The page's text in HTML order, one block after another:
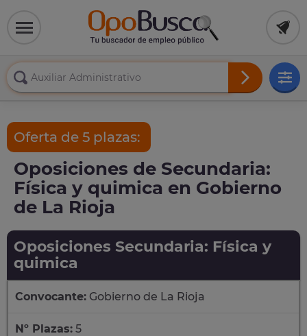
Oferta de 5 plazas:
Oposiciones de Secundaria:
Física y quimica en Gobierno
de La Rioja
Oposiciones Secundaria: Física y
quimica
Convocante: Gobierno de La Rioja
Nº Plazas: 5